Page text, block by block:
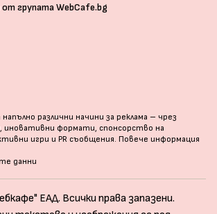
от групата WebCafe.bg
напълно различни начини за реклама – чрез
иновативни формати, спонсорство на
игри и PR съобщения. Повече информация
данни
ЕАД. Всички права запазени.